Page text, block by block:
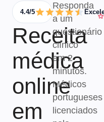
4.4/5
Receita
médica
online
em
Responda
a um
questionário
clínico
em 2
minutos.
Médicos
portugueses
licenciados